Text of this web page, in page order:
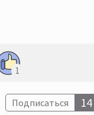
1
Подписаться 14